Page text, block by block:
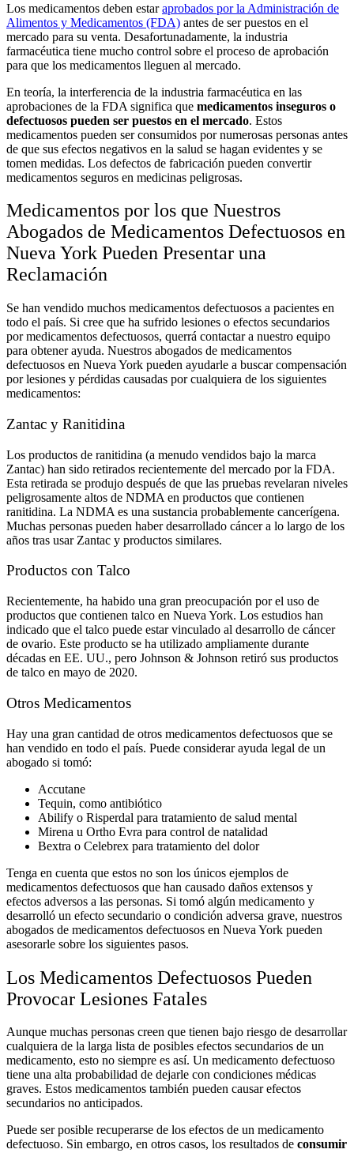
Los medicamentos deben estaraprobados por la Administración de
Alimentos y Medicamentos (FDA) antes de ser puestos en el
mercado para su venta. Desafortunadamente, la industria
farmacéutica tiene mucho control sobre el proceso de aprobación
para que los medicamentos lleguen al mercado.
En teoría, la interferencia de la industria farmacéutica en las
aprobaciones de la FDA significa que medicamentos inseguros o
defectuosos pueden ser puestos en el mercado. Estos
medicamentos pueden ser consumidos por numerosas personas antes
de que sus efectos negativos en la salud se hagan evidentes y se
tomen medidas. Los defectos de fabricación pueden convertir
medicamentos seguros en medicinas peligrosas.
Medicamentos por los que Nuestros
Abogados de Medicamentos Defectuosos en
Nueva York Pueden Presentar una
Reclamación
Se han vendido muchos medicamentos defectuosos a pacientes en
todo el país. Si cree que ha sufrido lesiones o efectos secundarios
por medicamentos defectuosos, querrá contactar a nuestro equipo
para obtener ayuda. Nuestros abogados de medicamentos
defectuosos en Nueva York pueden ayudarle a buscar compensación
por lesiones y pérdidas causadas por cualquiera de los siguientes
medicamentos:
Zantac y Ranitidina
Los productos de ranitidina (a menudo vendidos bajo la marca
Zantac) han sido retirados recientemente del mercado por la FDA.
Esta retirada se produjo después de que las pruebas revelaran niveles
peligrosamente altos de NDMA en productos que contienen
ranitidina. La NDMA es una sustancia probablemente cancerígena.
Muchas personas pueden haber desarrollado cáncer a lo largo de los
años tras usar Zantac y productos similares.
Productos con Talco
Recientemente, ha habido una gran preocupación por el uso de
productos que contienen talco en Nueva York. Los estudios han
indicado que el talco puede estar vinculado al desarrollo de cáncer
de ovario. Este producto se ha utilizado ampliamente durante
décadas en EE. UU., pero Johnson & Johnson retiró sus productos
de talco en mayo de 2020.
Otros Medicamentos
Hay una gran cantidad de otros medicamentos defectuosos que se
han vendido en todo el país. Puede considerar ayuda legal de un
abogado si tomó:
Accutane
Tequin, como antibiótico
Abilify o Risperdal para tratamiento de salud mental
Mirena u Ortho Evra para control de natalidad
Bextra o Celebrex para tratamiento del dolor
Tenga en cuenta que estos no son los únicos ejemplos de
medicamentos defectuosos que han causado daños extensos y
efectos adversos a las personas. Si tomó algún medicamento y
desarrolló un efecto secundario o condición adversa grave, nuestros
abogados de medicamentos defectuosos en Nueva York pueden
asesorarle sobre los siguientes pasos.
Los Medicamentos Defectuosos Pueden
Provocar Lesiones Fatales
Aunque muchas personas creen que tienen bajo riesgo de desarrollar
cualquiera de la larga lista de posibles efectos secundarios de un
medicamento, esto no siempre es así. Un medicamento defectuoso
tiene una alta probabilidad de dejarle con condiciones médicas
graves. Estos medicamentos también pueden causar efectos
secundarios no anticipados.
Puede ser posible recuperarse de los efectos de un medicamento
defectuoso. Sin embargo, en otros casos, los resultados de consumir